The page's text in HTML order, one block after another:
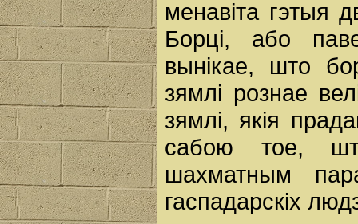
менавіта гэтыя
Борці, або
вынікае, што
зямлі рознае
зямлі, якія
сабою тое,
шахматным
гаспадарскіх